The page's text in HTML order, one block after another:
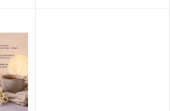
nervovém napětí a stresu, který